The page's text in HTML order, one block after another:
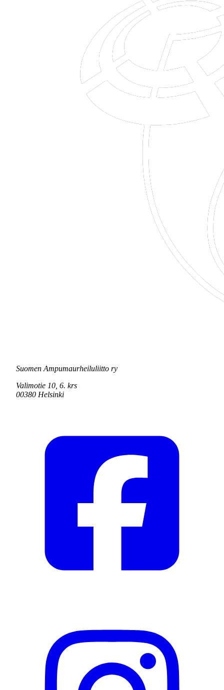
Suomen Ampumaurheiluliitto ry
Valimotie 10, 6. krs
00380 Helsinki